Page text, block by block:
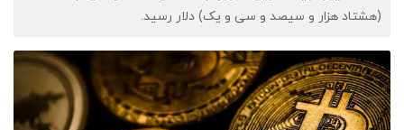
(هشتاد هزار و سیصد و سی و یک) دلار رسید.